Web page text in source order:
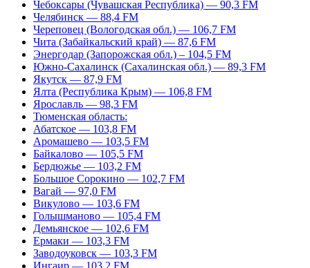
Чебоксары (Чувашская Республика) — 90,3 FM
Челябинск — 88,4 FM
Череповец (Вологодская обл.) — 106,7 FM
Чита (Забайкальский край) — 87,6 FM
Энергодар (Запорожская обл.) – 104,5 FM
Южно-Сахалинск (Сахалинская обл.) — 89,3 FM
Якутск — 87,9 FM
Ялта (Республика Крым) — 106,8 FM
Ярославль — 98,3 FM
Тюменская область:
Абатское — 103,8 FM
Аромашево — 103,5 FM
Байкалово — 105,5 FM
Бердюжье — 103,2 FM
Большое Сорокино — 102,7 FM
Вагай — 97,0 FM
Викулово — 103,6 FM
Голышманово — 105,4 FM
Демьянское — 102,6 FM
Ермаки — 103,3 FM
Заводоуковск — 103,3 FM
Ингаир — 103,2 FM